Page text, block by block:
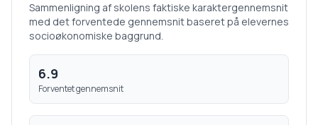
Sammenligning af skolens faktiske karaktergennemsnit
med det forventede gennemsnit baseret på elevernes
socioøkonomiske baggrund.
6.9
Forventet gennemsnit